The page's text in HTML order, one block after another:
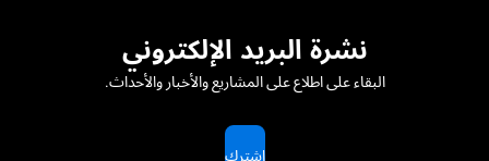
نشرة البريد الإلكتروني
البقاء على اطلاع على المشاريع والأخبار والأحداث.
اشترك